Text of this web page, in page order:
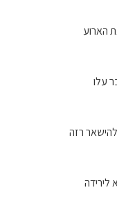
הארוע
עלו
רזה
לירידה